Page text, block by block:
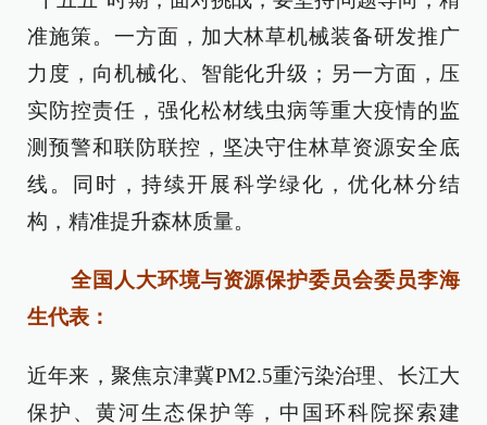
准施策。一方面，加大林草机械装备研发推广
力度，向机械化、智能化升级；另一方面，压
实防控责任，强化松材线虫病等重大疫情的监
测预警和联防联控，坚决守住林草资源安全底
线。同时，持续开展科学绿化，优化林分结
构，精准提升森林质量。
全国人大环境与资源保护委员会委员李海
生代表：
近年来，聚焦京津冀PM2.5重污染治理、长江大
保护、黄河生态保护等，中国环科院探索建